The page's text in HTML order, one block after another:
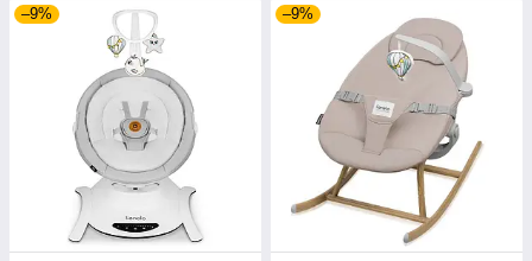
–9% –9%